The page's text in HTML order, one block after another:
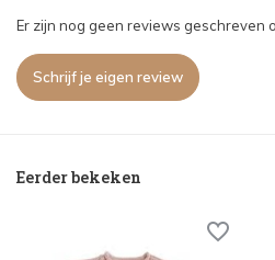
Er zijn nog geen reviews geschreven
Schrijf je eigen review
Eerder bekeken